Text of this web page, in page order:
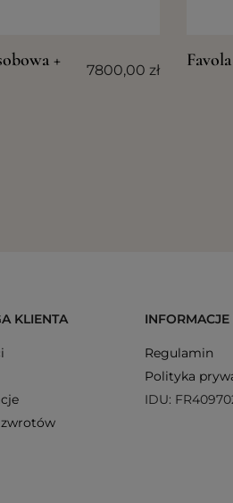
+
7800,00zł
KLIENTA
Regulamin
Polityka
IDU: